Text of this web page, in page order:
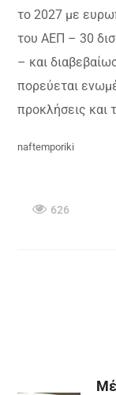
το 2027 με
του ΑΕΠ – 30
– και
πορεύεται
προκλήσεις και
naftemporiki
626